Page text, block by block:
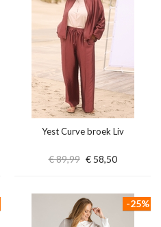
Yest Curve broek Liv
€ 89,99 € 58,50
-25%